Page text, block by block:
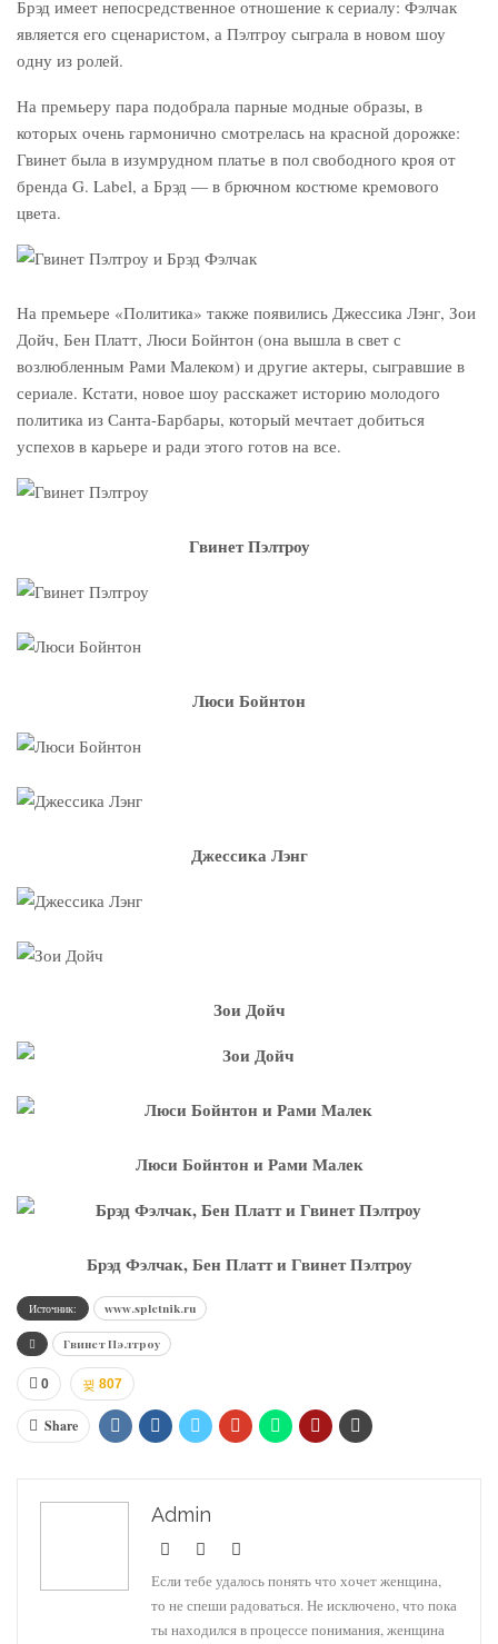
Брэд имеет непосредственное отношение к сериалу: Фэлчак
является его сценаристом, а Пэлтроу сыграла в новом шоу
одну из ролей.
На премьеру пара подобрала парные модные образы, в
которых очень гармонично смотрелась на красной дорожке:
Гвинет была в изумрудном платье в пол свободного кроя от
бренда G. Label, а Брэд — в брючном костюме кремового
цвета.
На премьере «Политика» также появились Джессика Лэнг, Зои
Дойч, Бен Платт, Люси Бойнтон (она вышла в свет с
возлюбленным Рами Малеком) и другие актеры, сыгравшие в
сериале. Кстати, новое шоу расскажет историю молодого
политика из Санта-Барбары, который мечтает добиться
успехов в карьере и ради этого готов на все.
Гвинет Пэлтроу
Люси Бойнтон
Джессика Лэнг
Зои Дойч
Люси Бойнтон и Рами Малек
Брэд Фэлчак, Бен Платт и Гвинет Пэлтроу
Источник: www.spletnik.ru
Гвинет Пэлтроу
0 807
Share
Admin
Если тебе удалось понять что хочет женщина,
то не спеши радоваться. Не исключено, что пока
ты находился в процессе понимания, женщина